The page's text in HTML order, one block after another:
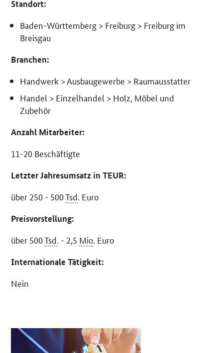
Standort:
Baden-Württemberg > Freiburg > Freiburg im
Breisgau
Branchen:
Handwerk > Ausbaugewerbe > Raumausstatter
Handel > Einzelhandel > Holz, Möbel und
Zubehör
Anzahl Mitarbeiter:
11-20 Beschäftigte
Letzter Jahresumsatz in TEUR:
über 250 - 500Tsd. Euro
Preisvorstellung:
über 500Tsd. - 2,5 Mio. Euro
Internationale Tätigkeit:
Nein